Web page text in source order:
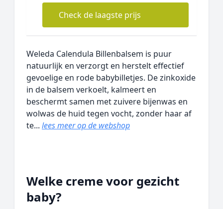
Alternatieven
Check de laagste prijs
Weleda Calendula Billenbalsem is puur
natuurlijk en verzorgt en herstelt effectief
gevoelige en rode babybilletjes. De zinkoxide
in de balsem verkoelt, kalmeert en
beschermt samen met zuivere bijenwas en
wolwas de huid tegen vocht, zonder haar af
te... lees meer op de webshop
Welke creme voor gezicht
baby?